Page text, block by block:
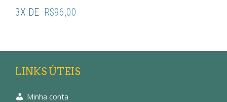
3X DE R$96,00
LINKS ÚTEIS
Minha conta